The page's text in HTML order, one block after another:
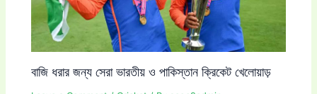
বাজি ধরার জন্য সেরা ভারতীয় ও পাকিস্তান ক্রিকেট খেলোয়াড়